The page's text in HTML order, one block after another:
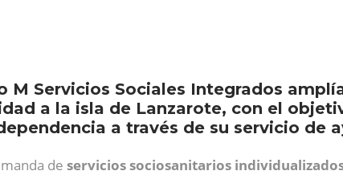
Servicios Sociales Integrados
a la isla de Lanzarote, con el
a través de su servicio de
de servicios sociosanitarios